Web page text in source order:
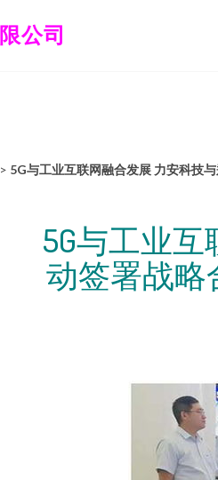
公司
> 5G与工业互联网融合发展 力安科技
5G与工业
动签署战略